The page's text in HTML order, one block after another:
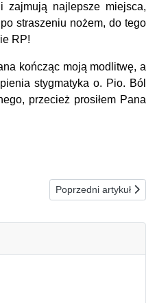
zajmują najlepsze miejsca,
straszeniu nożem, do tego
RP!
kończąc moją modlitwę, a
stygmatyka o. Pio. Ból
przecież prosiłem Pana
ZA TYCH, KTÓRZY NIE
Następna strona:
Poprzedni artykuł